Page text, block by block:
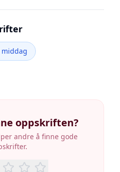
middag
oppskriften?
andre å finne gode